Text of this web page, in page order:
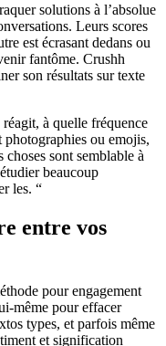
solutions à l’absolue
Leurs scores
est écrasant dedans ou
fantôme. Crushh
son résultats sur texte
à quelle fréquence
ou emojis,
choses sont semblable à
beaucoup
les. “
entre vos
pour engagement
même pour effacer
types, et parfois même
et signification